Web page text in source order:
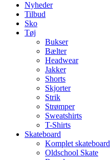
Nyheder
Tilbud
Sko
Tøj
Bukser
Bælter
Headwear
Jakker
Shorts
Skjorter
Strik
Strømper
Sweatshirts
T-Shirts
Skateboard
Komplet skateboard
Oldschool Skate